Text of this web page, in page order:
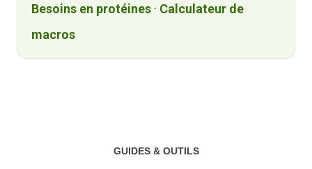
Besoins en protéines · Calculateur de
macros
GUIDES & OUTILS